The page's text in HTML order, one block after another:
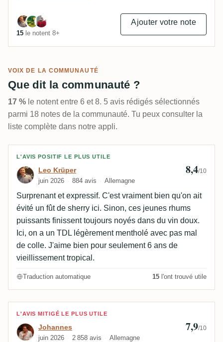
15 le notent 8+
Ajouter votre note
VOIX DE LA COMMUNAUTÉ
Que dit la communauté ?
17 % le notent entre 6 et 8. 5 avis rédigés sélectionnés
parmi 18 notes de la communauté. Tu peux consulter la
liste complète dans notre appli.
Avis de Leo Krüper
L'AVIS POSITIF LE PLUS UTILE
Leo Krüper
juin 2026 884 avis Allemagne
8,4/10
Surprenant et expressif. C'est vraiment bien qu'on ait
évité un fût de sherry ici. Sinon, ces jeunes rhums
puissants finissent toujours noyés dans du vin doux.
Ici, on a un TDL légèrement mentholé avec pas mal
de colle. J'aime bien pour seulement 6 ans de
vieillissement tropical.
Traduction automatique 15 l'ont trouvé utile
Avis de Johannes
L'AVIS MITIGÉ LE PLUS UTILE
Johannes
juin 2026 2 858 avis Allemagne
7,9/10